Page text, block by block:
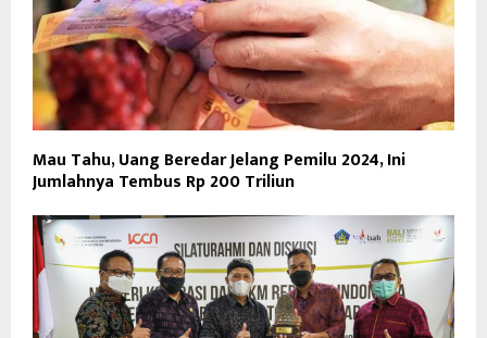
Mau Tahu, Uang Beredar Jelang Pemilu 2024, Ini
Jumlahnya Tembus Rp 200 Triliun